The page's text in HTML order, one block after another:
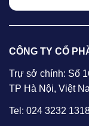
CÔNG TY CỔ
Trự sở chính: Số
TP Hà Nội, Việt
Tel: 024 3232